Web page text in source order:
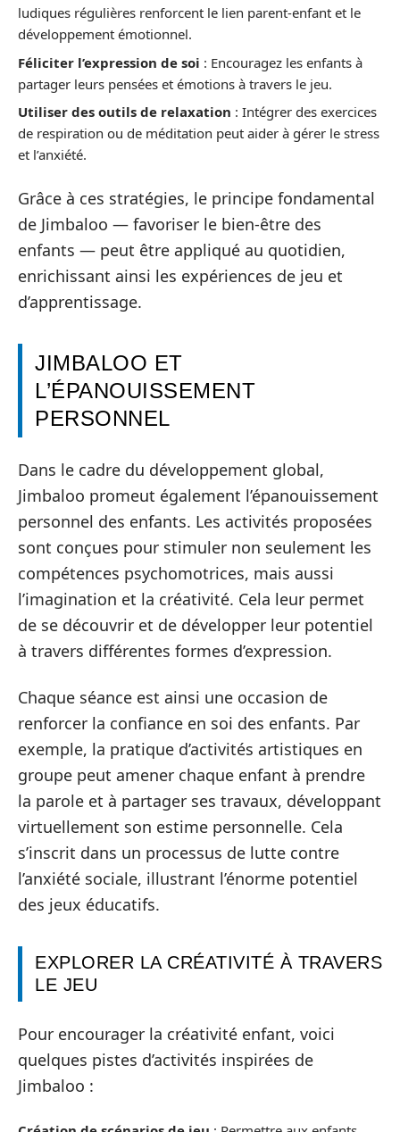
ludiques régulières renforcent le lien parent-enfant et le
développement émotionnel.
Féliciter l’expression de soi : Encouragez les enfants à
partager leurs pensées et émotions à travers le jeu.
Utiliser des outils de relaxation : Intégrer des exercices
de respiration ou de méditation peut aider à gérer le stress
et l’anxiété.
Grâce à ces stratégies, le principe fondamental
de Jimbaloo — favoriser le bien-être des
enfants — peut être appliqué au quotidien,
enrichissant ainsi les expériences de jeu et
d’apprentissage.
JIMBALOO ET
L’ÉPANOUISSEMENT
PERSONNEL
Dans le cadre du développement global,
Jimbaloo promeut également l’épanouissement
personnel des enfants. Les activités proposées
sont conçues pour stimuler non seulement les
compétences psychomotrices, mais aussi
l’imagination et la créativité. Cela leur permet
de se découvrir et de développer leur potentiel
à travers différentes formes d’expression.
Chaque séance est ainsi une occasion de
renforcer la confiance en soi des enfants. Par
exemple, la pratique d’activités artistiques en
groupe peut amener chaque enfant à prendre
la parole et à partager ses travaux, développant
virtuellement son estime personnelle. Cela
s’inscrit dans un processus de lutte contre
l’anxiété sociale, illustrant l’énorme potentiel
des jeux éducatifs.
EXPLORER LA CRÉATIVITÉ À TRAVERS
LE JEU
Pour encourager la créativité enfant, voici
quelques pistes d’activités inspirées de
Jimbaloo :